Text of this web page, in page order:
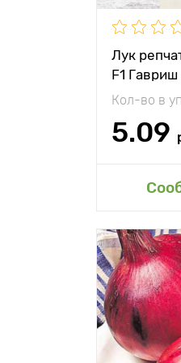
Лук
F1 Гавриш
Кол-во в
5.09
Вес плода
Растояние
растениями